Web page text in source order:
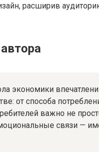
расширив
экономики
от способа
важно не
связи —